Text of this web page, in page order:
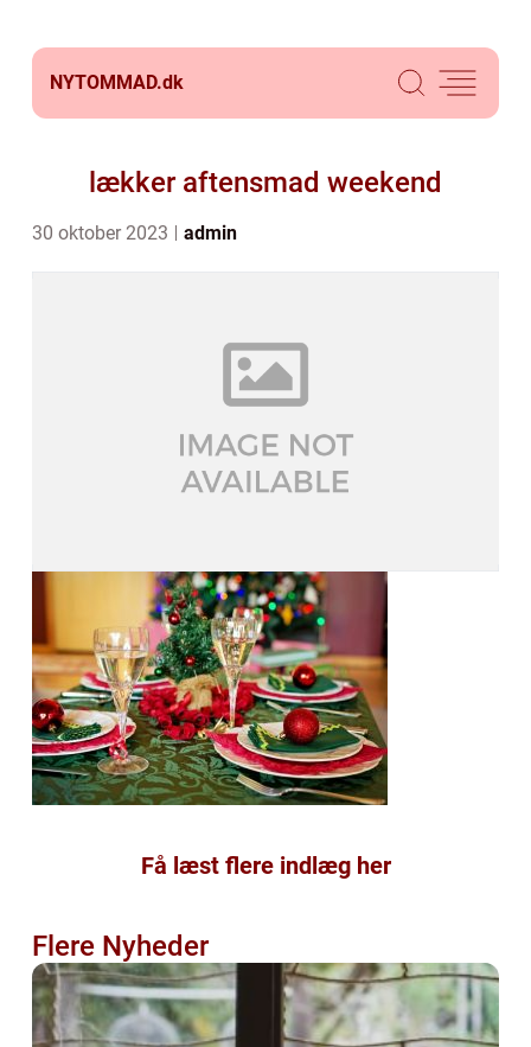
NYTOMMAD.dk
lækker aftensmad weekend
30 oktober 2023 admin
Få læst flere indlæg her
Flere Nyheder